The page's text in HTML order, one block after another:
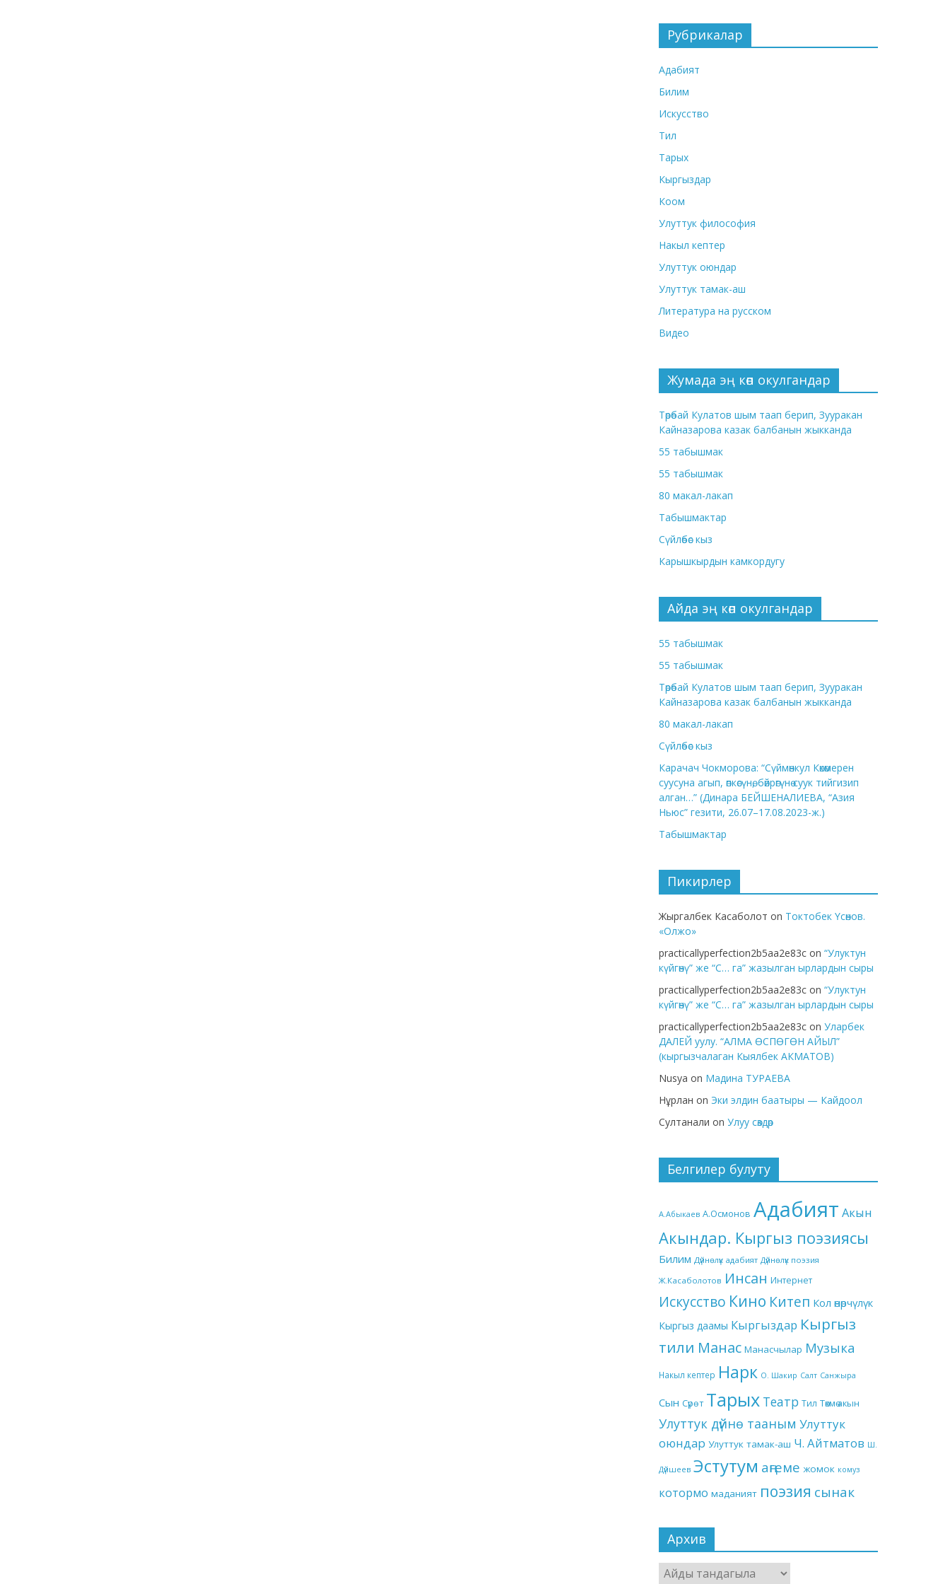
Рубрикалар
Адабият
Билим
Искусство
Тил
Тарых
Кыргыздар
Коом
Улуттук философия
Накыл кептер
Улуттук оюндар
Улуттук тамак-аш
Литература на русском
Видео
Жумада эң көп окулгандар
Төрөбай Кулатов шым таап берип, Зууракан
Кайназарова казак балбанын жыкканда
55 табышмак
55 табышмак
80 макал-лакап
Табышмактар
Сүйлөбөс кыз
Карышкырдын камкордугу
Айда эң көп окулгандар
55 табышмак
55 табышмак
Төрөбай Кулатов шым таап берип, Зууракан
Кайназарова казак балбанын жыкканда
80 макал-лакап
Сүйлөбөс кыз
Карачач Чокморова: “Сүймөнкул Көкөмерен
суусуна агып, өпкөсүнө, бөйрөгүнө суук тийгизип
алган…” (Динара БЕЙШЕНАЛИЕВА, “Азия
Ньюс” гезити, 26.07–17.08.2023-ж.)
Табышмактар
Пикирлер
Жыргалбек Касаболот on Токтобек Үсөнов.
«Олжо»
practicallyperfection2b5aa2e83c on “Улуктун
күйгөнү” же “С… га” жазылган ырлардын сыры
practicallyperfection2b5aa2e83c on “Улуктун
күйгөнү” же “С… га” жазылган ырлардын сыры
practicallyperfection2b5aa2e83c on Уларбек
ДАЛЕЙ уулу. “АЛМА ӨСПӨГӨН АЙЫЛ”
(кыргызчалаган Кыялбек АКМАТОВ)
Nusya on Мадина ТУРАЕВА
Нұрлан on Эки элдин баатыры — Кайдоол
Султанали on Улуу сөздөр
Белгилер булуту
А.Абыкаев А.Осмонов Адабият Акын
Акындар. Кыргыз поэзиясы
Билим Дүйнөлүк адабият Дүйнөлүк поэзия
Ж.Касаболотов Инсан Интернет
Искусство Кино Китеп Кол өнөрчүлүк
Кыргыз даамы Кыргыздар Кыргыз
тили Манас Манасчылар Музыка
Накыл кептер Нарк О. Шакир Салт Санжыра
Сын Сүрөт Тарых Театр Тил Төкмө акын
Улуттук дүйнө тааным Улуттук
оюндар Улуттук тамак-аш Ч. Айтматов Ш.
Дүйшеев Эстутум аңгеме жомок комуз
котормо маданият поэзия сынак
Архив
Архив